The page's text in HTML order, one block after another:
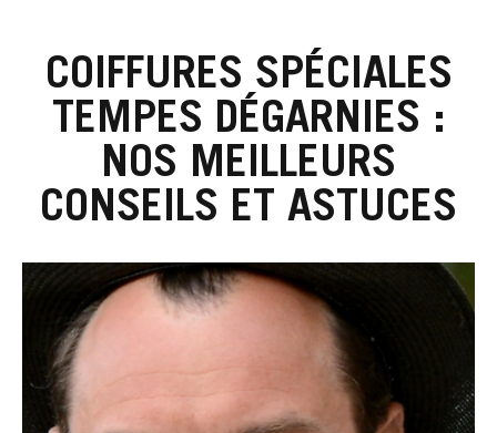
COIFFURES SPÉCIALES
TEMPES DÉGARNIES :
NOS MEILLEURS
CONSEILS ET ASTUCES